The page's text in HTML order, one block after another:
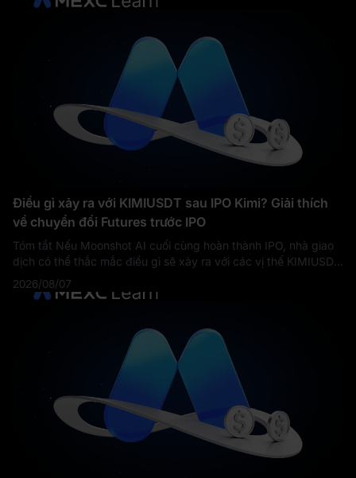
Điều gì xảy ra với KIMIUSDT sau IPO Kimi? Giải thích
về chuyển đổi Futures trước IPO
Tóm tắt Nếu Moonshot AI cuối cùng hoàn thành IPO, nhà giao
dịch có thể thắc mắc điều gì sẽ xảy ra với các vị thế KIMIUSDT
Futures trước IPO hiện tại. Khung Pre-Market Futures chung
của MEXC cho phép h
2026/08/07